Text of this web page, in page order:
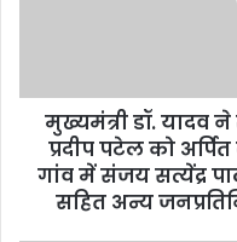
d
मुख्यमंत्री डॉ. यादव ने
प्रदीप पटेल को
गांव में संजय सत्येंद्र
सहित अन्य